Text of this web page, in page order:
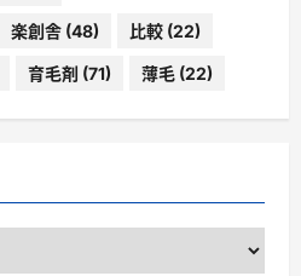
楽創舎 (48) 比較 (22)
育毛剤 (71) 薄毛 (22)